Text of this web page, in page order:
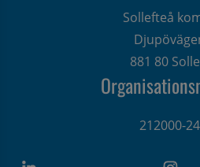
Sollefteå
881 80
212000-